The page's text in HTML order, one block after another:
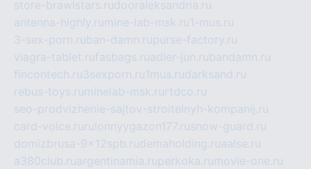
store-brawlstars.rudooraleksandria.ru
antenna-highly.ru mine-lab-msk.ru1-mus.ru
3-sex-porn.ruban-damn.rupurse-factory.ru
viagra-tablet.rufasbags.ruadler-jun.rubandamn.ru
fincontech.ru3sexporn.ru1mus.rudarksand.ru
rebus-toys.ru minelab-msk.ru rtdco.ru
seo-prodvizhenie-sajtov-stroitelnyh-kompanij.ru
card-voice.ru rulonnyygazon177.rusnow-guard.ru
domizbrusa-9x12spb.rudemaholding.ruaalse.ru
a380club.ruargentinamia.ruperkoka.ru movie-one.ru